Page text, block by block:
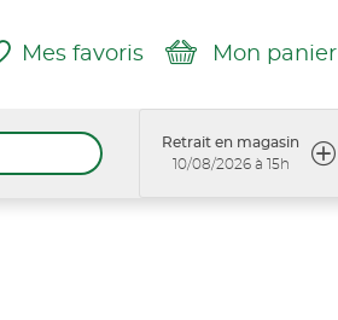
Mes favoris Mon panier
Retrait en magasin
10/08/2026 à 15h